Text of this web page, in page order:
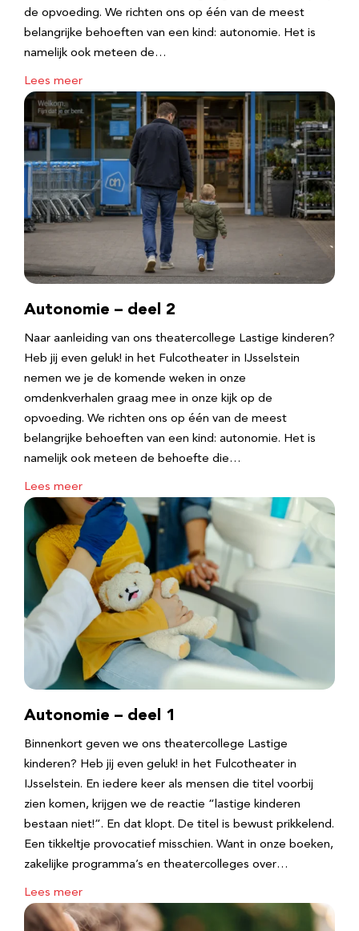
de opvoeding. We richten ons op één van de meest
belangrijke behoeften van een kind: autonomie. Het is
namelijk ook meteen de…
Lees meer
Autonomie – deel 2
Naar aanleiding van ons theatercollege Lastige kinderen?
Heb jij even geluk! in het Fulcotheater in IJsselstein
nemen we je de komende weken in onze
omdenkverhalen graag mee in onze kijk op de
opvoeding. We richten ons op één van de meest
belangrijke behoeften van een kind: autonomie. Het is
namelijk ook meteen de behoefte die…
Lees meer
Autonomie – deel 1
Binnenkort geven we ons theatercollege Lastige
kinderen? Heb jij even geluk! in het Fulcotheater in
IJsselstein. En iedere keer als mensen die titel voorbij
zien komen, krijgen we de reactie “lastige kinderen
bestaan niet!”. En dat klopt. De titel is bewust prikkelend.
Een tikkeltje provocatief misschien. Want in onze boeken,
zakelijke programma’s en theatercolleges over…
Lees meer